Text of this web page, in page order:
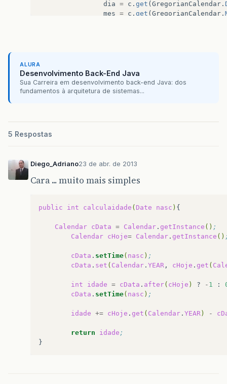
dia = c . get ( GregorianCalendar .
mes = c . get ( GregorianCalendar .
if (( intAno % 4 == 0
return
true
if (dia >
this
else
}
if (mes > && mes < 13 ){
} else {
this.mes
}
public void
ALURA
Desenvolvimento Back-End Java
Sua Carreira em desenvolvimento back-end Java: dos
fundamentos à arquitetura de sistemas...
5 Respostas
Diego_Adriano23 de abr. de 2013
Cara ... muito mais simples
public int calculaidade ( Date nasc )
Calendar cData = Calendar . getInstance () ;
Calendar cHoje= Calendar . getInstance ()
cData . setTime( nasc ) ;
cData . set ( Calendar . YEAR , cHoje . get (
int idade = cData . after( cHoje ) ? - 1 :
cData . setTime( nasc ) ;
idade += cHoje . get ( Calendar . YEAR ) -
return idade ;